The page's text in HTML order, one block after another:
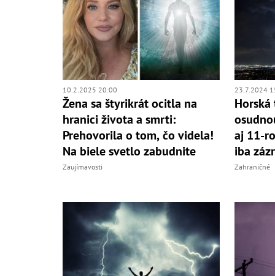
10.2.2025 20:00
Žena sa štyrikrát ocitla na
hranici života a smrti:
Prehovorila o tom, čo videla!
Na biele svetlo zabudnite
Zaujímavosti
23.7.2024
aj 11-
iba
Zahraničné